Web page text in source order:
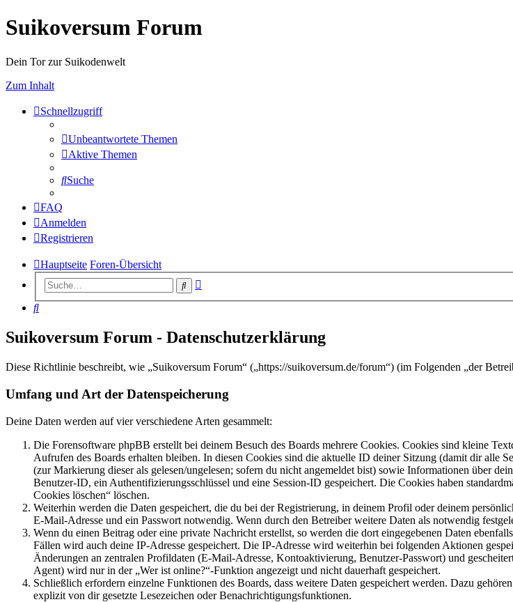
Suikoversum Forum
Dein Tor zur Suikodenwelt
Zum Inhalt
Schnellzugriff
Unbeantwortete Themen
Aktive Themen
Suche
FAQ
Anmelden
Registrieren
Hauptseite Foren-Übersicht
Suche
Suche
Suikoversum Forum - Datenschutzerklärung
Diese Richtlinie beschreibt, wie „Suikoversum Forum“ („https://suikoversum.de/forum“) (im Folgenden „der
Umfang und Art der Datenspeicherung
Deine Daten werden auf vier verschiedene Arten gesammelt:
Die Forensoftware phpBB erstellt bei deinem Besuch des Boards mehrere Cookies. Cookies sind kleine
Aufrufen des Boards erhalten bleiben. In diesen Cookies sind die aktuelle ID deiner Sitzung (damit dir alle
(zur Markierung dieser als gelesen/ungelesen; sofern du nicht angemeldet bist) sowie Informationen über
Benutzer-ID, ein Authentifizierungsschlüssel und eine Session-ID gespeichert. Die Cookies haben
Cookies löschen“ löschen.
Weiterhin werden die Daten gespeichert, die du bei der Registrierung, in deinem Profil oder deinem
E-Mail-Adresse und ein Passwort notwendig. Wenn durch den Betreiber weitere Daten als notwendig
Wenn du einen Beitrag oder eine private Nachricht erstellst, so werden die dort eingegebenen Daten
Fällen wird auch deine IP-Adresse gespeichert. Die IP-Adresse wird weiterhin bei folgenden Aktionen
Änderungen an zentralen Profildaten (E-Mail-Adresse, Kontoaktivierung, Benutzer-Passwort) und
Agent) wird nur in der „Wer ist online?“-Funktion angezeigt und nicht dauerhaft gespeichert.
Schließlich erfordern einzelne Funktionen des Boards, dass weitere Daten gespeichert werden. Dazu
explizit von dir gesetzte Lesezeichen oder Benachrichtigungsfunktionen.